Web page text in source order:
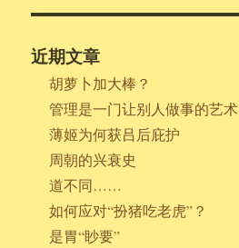
近期文章
胡萝卜加大棒？
管理是一门让别人做事的艺术
薄姬为何获吕后庇护
周朝的兴衰史
道不同……
如何应对“扮猪吃老虎”？
是胃“眇要”